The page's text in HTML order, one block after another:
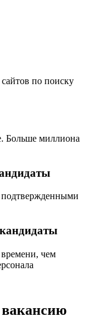
сайтов по поиску
Больше миллиона
подтвержденными
чем